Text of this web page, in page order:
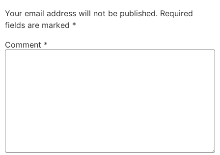
Your email address will not be published. Required
fields are marked *
Comment *